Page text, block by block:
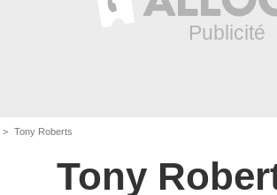
Tony Roberts
Tony